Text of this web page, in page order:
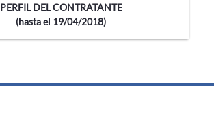
PERFIL DEL CONTRATANTE
(hasta el 19/04/2018)